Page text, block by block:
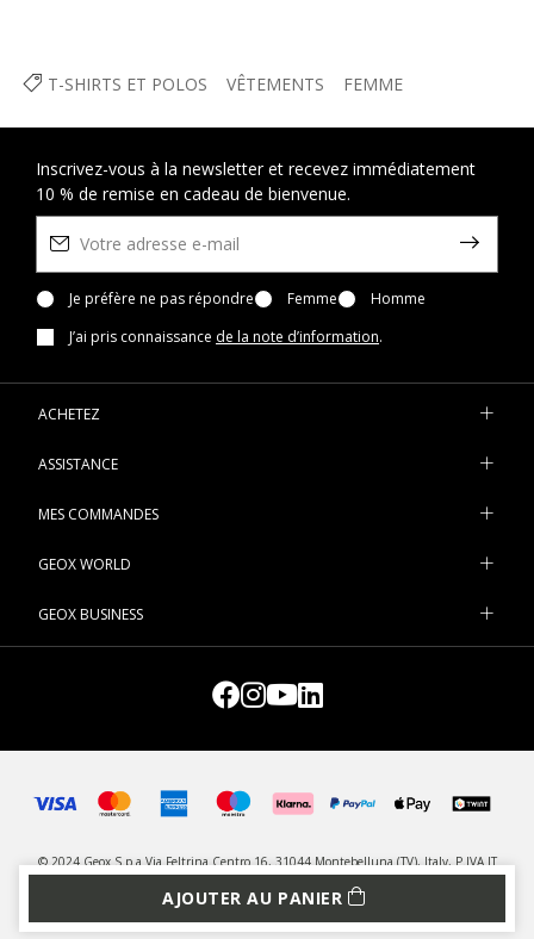
AJOUTER AU PANIER
T-SHIRTS ET POLOS VÊTEMENTS FEMME
Inscrivez-vous à la newsletter et recevez immédiatement
10 % de remise en cadeau de bienvenue.
Je préfère ne pas répondre Femme
Homme
J’ai pris connaissance de la note d’information.
ACHETEZ
ASSISTANCE
MES COMMANDES
GEOX WORLD
GEOX BUSINESS
© 2024 Geox S.p.a Via Feltrina Centro 16, 31044 Montebelluna (TV), Italy, P.IVA IT
03348440268 - Tous droits réservés
CONFIDENTIALITÉ